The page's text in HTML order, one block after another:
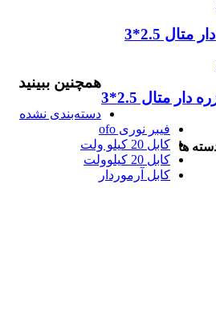
2.5*3
متال 2.5*3
همچنین ببینید
ها
دسته‌بندی نشده
فیبر نوری ofo
کابل 20 کیلو ولت
کابل 20 کیلوولت
کابل آرموردار